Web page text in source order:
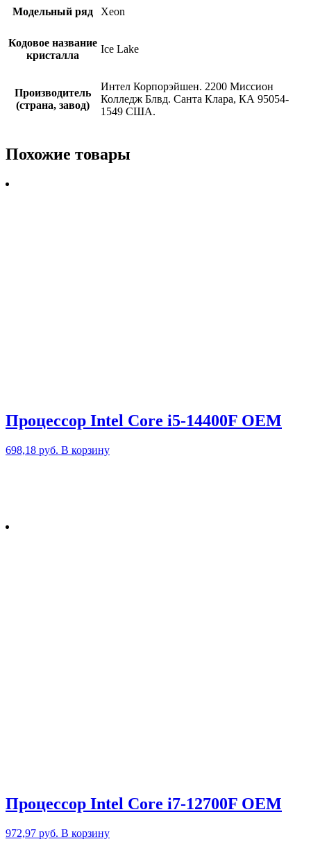
Модельный ряд Xeon
Кодовое название
кристалла
Ice Lake
Производитель
(страна, завод)
Интел Корпорэйшен. 2200 Миссион
Колледж Блвд. Санта Клара, КА 95054-
1549 США.
Похожие товары
Процессор Intel Core i5-14400F OEM
698,18 руб. В корзину
Процессор Intel Core i7-12700F OEM
972,97 руб. В корзину